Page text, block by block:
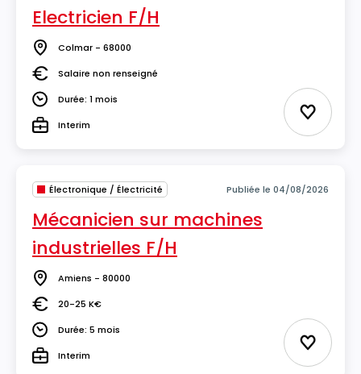
Electricien F/H
Lieu Colmar - 68000
SalaireSalaire non renseigné
DuréeDurée: 1 mois
TypeInterim Ajouter
Électronique / Électricité Publiée le 04/08/2026
Mécanicien sur machines
industrielles F/H
Lieu Amiens - 80000
Salaire20-25 K€
DuréeDurée: 5 mois
TypeInterim Ajouter